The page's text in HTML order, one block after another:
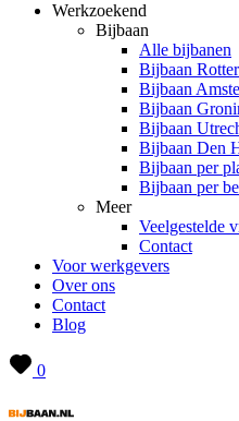
Werkzoekend
Bijbaan
Alle bijbanen
Bijbaan
Bijbaan
Bijbaan
Bijbaan
Bijbaan Den
Bijbaan per
Bijbaan per
Meer
Veelgestelde
Contact
Voor werkgevers
Over ons
Contact
Blog
0